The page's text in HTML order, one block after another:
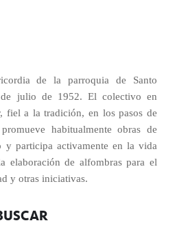
de la parroquia de Santo
julio de 1952. El colectivo en
fiel a la tradición, en los pasos de
habitualmente obras de
participa activamente en la vida
elaboración de alfombras para el
y otras iniciativas.